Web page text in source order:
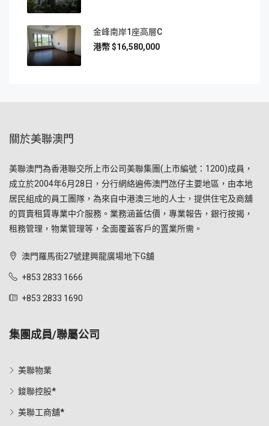
金峰南岸1座高層C
$16,580,000
關於美聯澳門
美聯澳門為香港聯交所上市公司美聯集團(上市編號：1200)成員，
成立於2004年6月28日，分行網絡遍佈澳門氹仔主要地區，由本地
居民組成的員工團隊，為來自中港澳三地的人士，提供住宅及商舖
的買賣租賃專業中介服務。業務涵蓋估價，專業報告，銀行按揭，
租務管理，物業管理等，全面覆蓋客戶的置業所需。
澳門羅馬街27號建興龍廣場地下G舖
+853 2833 1666
+853 2833 1690
集團成員/聯屬公司
美聯物業
鋑聯控股*
美聯工商舖*